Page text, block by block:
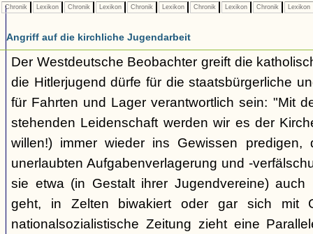
Chronik Lexikon Chronik Lexikon Chronik Lexikon Chronik Lexikon Chronik Lexikon
Angriff auf die kirchliche Jugendarbeit
Der Westdeutsche Beobachter greift die
die Hitlerjugend dürfe für die staatsbürgerliche
für Fahrten und Lager verantwortlich sein: "Mit
stehenden Leidenschaft werden wir es der
willen!) immer wieder ins Gewissen
unerlaubten Aufgabenverlagerung und -
sie etwa (in Gestalt ihrer Jugendvereine) auch
geht, in Zelten biwakiert oder gar sich mit
nationalsozialistische Zeitung zieht eine